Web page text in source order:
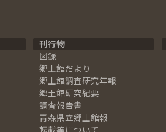
刊行物
図録
郷土館だより
郷土館調査研究年報
郷土館研究紀要
調査報告書
青森県立郷土館報